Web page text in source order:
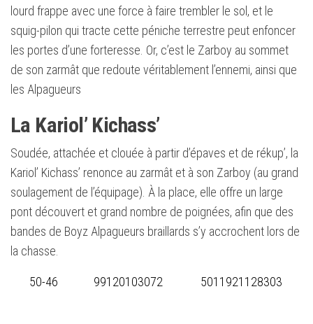
lourd frappe avec une force à faire trembler le sol, et le
squig-pilon qui tracte cette péniche terrestre peut enfoncer
les portes d’une forteresse. Or, c’est le Zarboy au sommet
de son zarmât que redoute véritablement l’ennemi, ainsi que
les Alpagueurs
La Kariol’ Kichass’
Soudée, attachée et clouée à partir d’épaves et de rékup’, la
Kariol’ Kichass’ renonce au zarmât et à son Zarboy (au grand
soulagement de l’équipage). À la place, elle offre un large
pont découvert et grand nombre de poignées, afin que des
bandes de Boyz Alpagueurs braillards s’y accrochent lors de
la chasse.
50-46 99120103072 5011921128303